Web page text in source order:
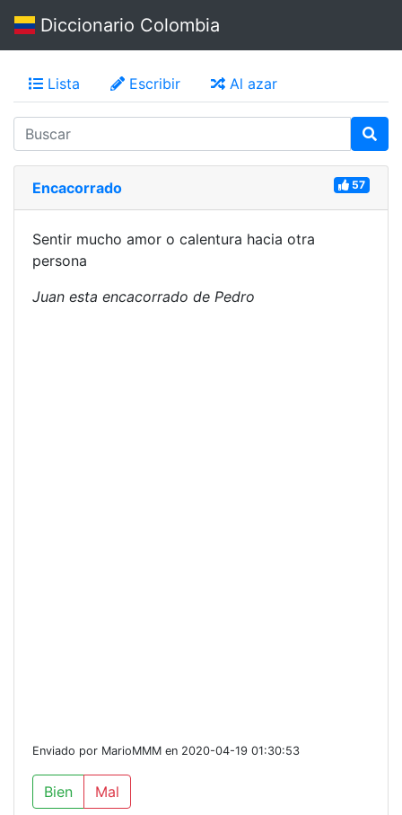
Diccionario Colombia
Lista Escribir Al azar
Encacorrado 57
Sentir mucho amor o calentura hacia otra
persona
Juan esta encacorrado de Pedro
Enviado por MarioMMM en 2020-04-19 01:30:53
Bien Mal